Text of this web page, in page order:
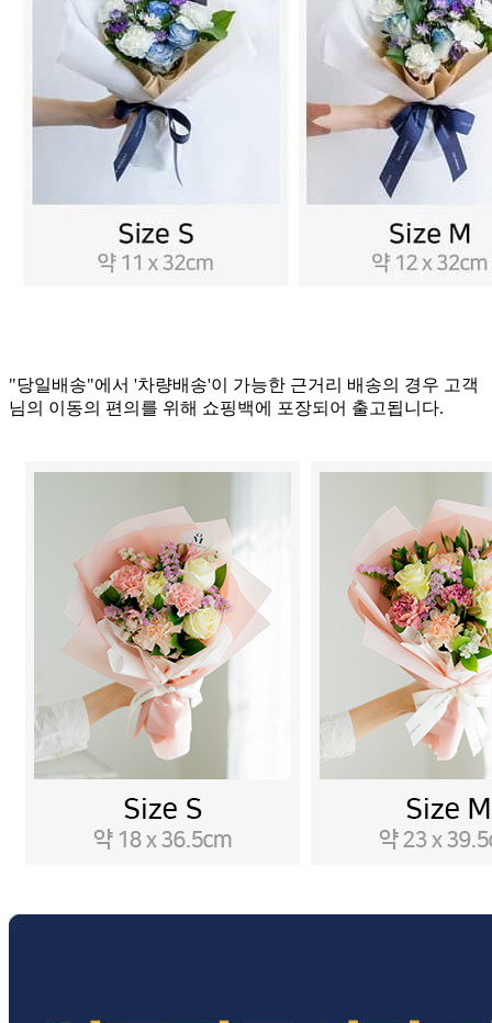
"당일배송"에서 '차량배송'이 가능한 근거리 배송의 경우 고객
님의 이동의 편의를 위해 쇼핑백에 포장되어 출고됩니다.